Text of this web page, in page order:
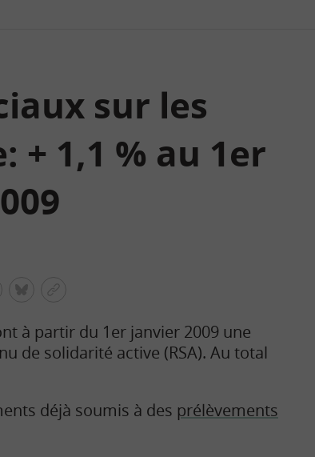
sur les
+ 1,1 % au 1er
lien
à partir du 1er janvier 2009 une
de solidarité active (RSA). Au total
déjà soumis à des prélèvements